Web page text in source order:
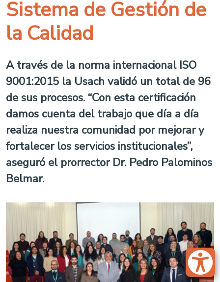
Sistema de Gestión de
la Calidad
A través de la norma internacional ISO
9001:2015 la Usach validó un total de 96
de sus procesos. “Con esta certificación
damos cuenta del trabajo que día a día
realiza nuestra comunidad por mejorar y
fortalecer los servicios institucionales”,
aseguró el prorrector Dr. Pedro Palominos
Belmar.